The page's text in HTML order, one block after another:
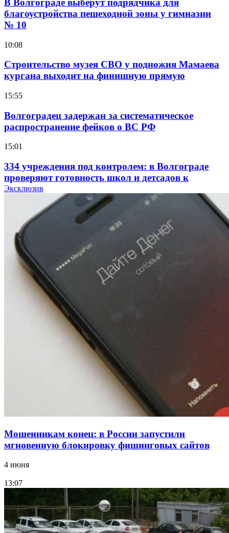
В Волгограде выберут подрядчика для
благоустройства пешеходной зоны у гимназии
№ 10
10:08
Строительство музея СВО у подножия Мамаева
кургана выходит на финишную прямую
15:55
Волгоградец задержан за систематическое
распространение фейков о ВС РФ
15:01
334 учреждения под контролем: в Волгограде
проверяют готовность школ и детсадов к
учебному году
Покушение на убийство в Волгограде: девушка
напала на незнакомую женщину с ножом
12:39
Сладкий праздник в Волгограде: в Центральном
парке прошёл фестиваль „Арбузный переполох“
Волгоградские компании нарастили экспорт:
заключены контракты на 3,6 млн долларов
Эксклюзив
Мошенникам конец: в России запустили
мгновенную блокировку фишинговых сайтов
4 июня
13:07